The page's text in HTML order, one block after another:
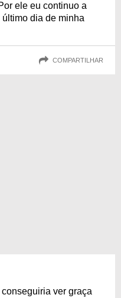
ele eu continuo a
dia de minha
COMPARTILHAR
ver graça